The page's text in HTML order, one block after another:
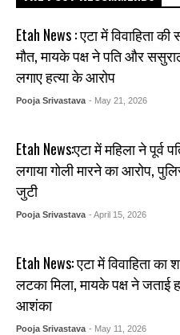
Etah News : एटा में विवाहिता की
मौत, मायके पक्ष ने पति और
लगाए हत्या के आरोप
Pooja Srivastava - May 21, 2026
Etah News:एटा में महिला ने पूर्व
लगाया गोली मारने का आरोप,
जुटी
Pooja Srivastava - April 15, 2026
Etah News: एटा में विवाहिता
लटका मिला, मायके पक्ष ने जताई
आशंका
Pooja Srivastava - May 11, 2026